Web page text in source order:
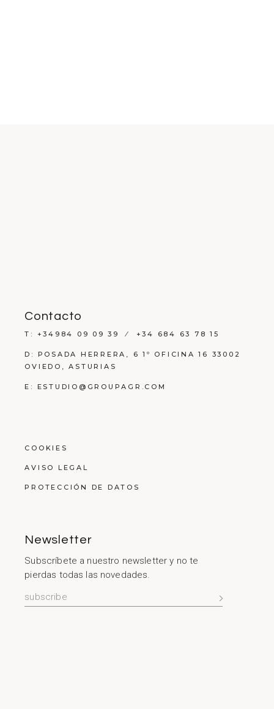
Contacto
T: +34984 09 09 39 ⁄ +34 684 63 78 15
D: POSADA HERRERA, 6 1º OFICINA 16 33002
OVIEDO, ASTURIAS
E: ESTUDIO@GROUPAGR.COM
COOKIES
AVISO LEGAL
PROTECCIÓN DE DATOS
Newsletter
Subscríbete a nuestro newsletter y no te
pierdas todas las novedades.